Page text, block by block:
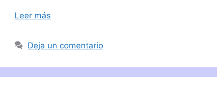
Leer más
Deja un comentario